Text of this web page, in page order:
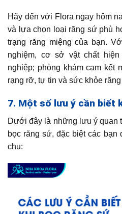
Hãy đến với Flora ngay hôm
và lựa chọn loại răng sứ phù
trạng răng miệng của bạn.
nghiệm, cơ sở vật chất
nghiệp; phòng khám cam kết
rạng rỡ, tự tin và sức khỏe
7. Một số lưu ý cần biết
Dưới đây là những lưu ý quan
bọc răng sứ, đặc biệt các bạn
chu: